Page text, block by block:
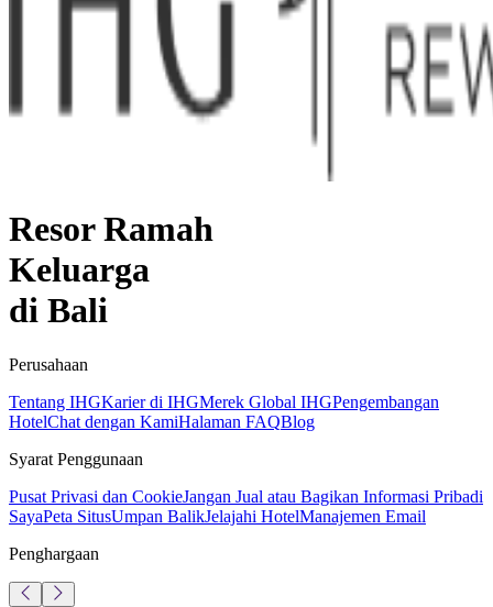
Resor Ramah
Keluarga
di Bali
Perusahaan
Tentang IHGKarier di IHGMerek Global IHGPengembangan
HotelChat dengan KamiHalaman FAQBlog
Syarat Penggunaan
Pusat Privasi dan CookieJangan Jual atau Bagikan Informasi Pribadi
SayaPeta SitusUmpan BalikJelajahi HotelManajemen Email
Penghargaan